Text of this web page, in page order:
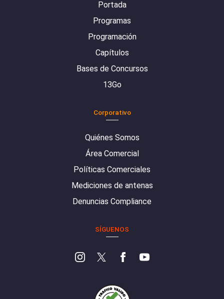
Portada
Programas
Programación
Capítulos
Bases de Concursos
13Go
Corporativo
Quiénes Somos
Área Comercial
Políticas Comerciales
Mediciones de antenas
Denuncias Compliance
SÍGUENOS